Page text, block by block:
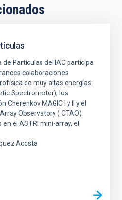
de Partículas del IAC participa
colaboraciones
de muy altas energías:
Spectrometer), los
Cherenkov MAGIC I y II y el
Observatory ( CTAO).
el ASTRI mini-array, el
Acosta